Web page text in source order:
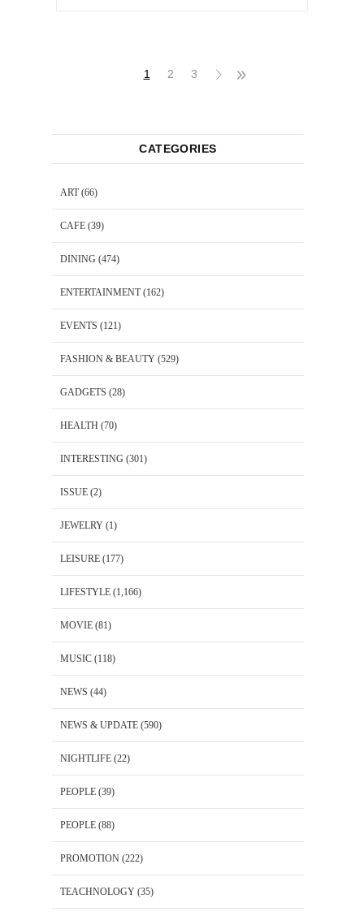
1 2 3
CATEGORIES
ART(66)
CAFE (39)
DINING (474)
ENTERTAINMENT(162)
EVENTS (121)
FASHION & BEAUTY (529)
GADGETS (28)
HEALTH (70)
INTERESTING (301)
ISSUE (2)
JEWELRY (1)
LEISURE (177)
LIFESTYLE (1,166)
MOVIE (81)
MUSIC (118)
NEWS (44)
NEWS & UPDATE (590)
NIGHTLIFE (22)
PEOPLE (39)
PEOPLE (88)
PROMOTION (222)
TEACHNOLOGY (35)